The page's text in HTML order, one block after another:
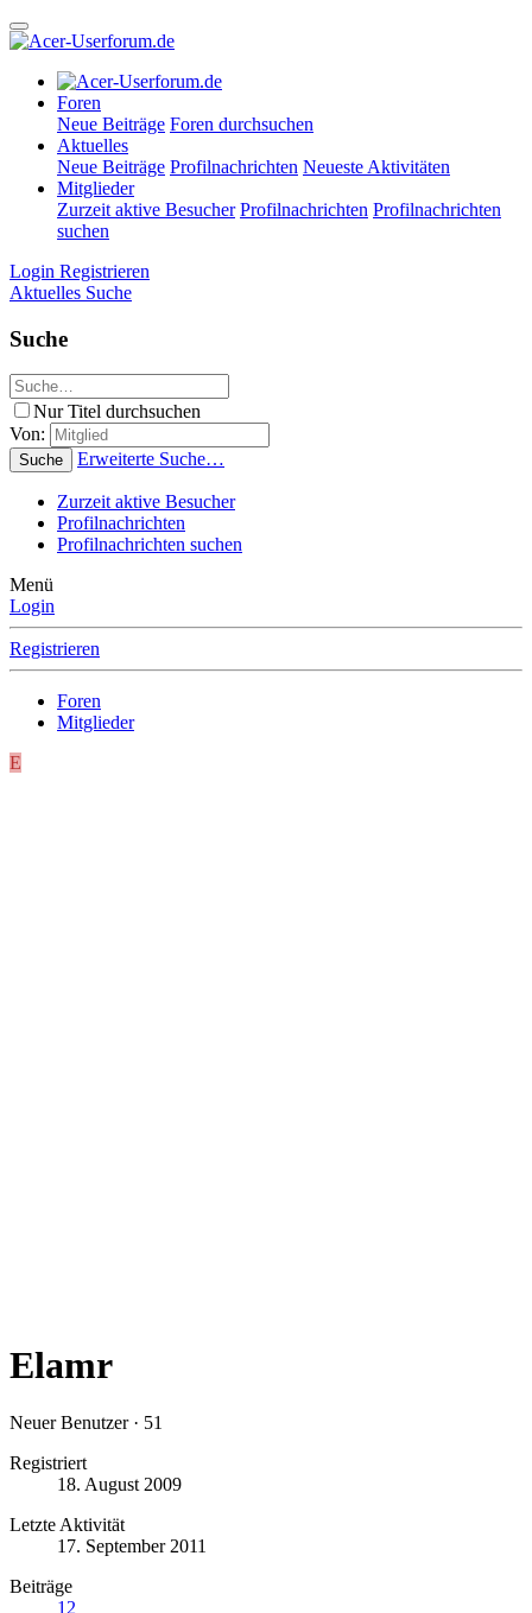
Foren
Neue Beiträge Foren durchsuchen
Aktuelles
Neue Beiträge Profilnachrichten Neueste Aktivitäten
Mitglieder
Zurzeit aktive Besucher Profilnachrichten Profilnachrichten
suchen
Login Registrieren
Aktuelles Suche
Suche
Nur Titel durchsuchen
Von:
Suche Erweiterte Suche…
Zurzeit aktive Besucher
Profilnachrichten
Profilnachrichten suchen
Menü
Login
Registrieren
Foren
Mitglieder
E
Elamr
Neuer Benutzer · 51
Registriert
18. August 2009
Letzte Aktivität
17. September 2011
Beiträge
12